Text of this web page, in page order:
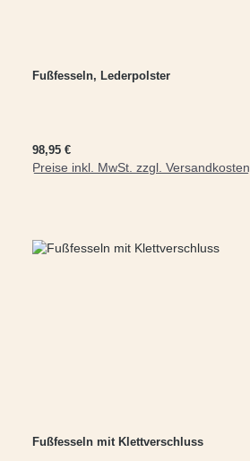
Fußfesseln, Lederpolster
Regulärer Preis:
98,95 €
Preise inkl. MwSt. zzgl. Versandkosten
In den Warenkorb
Fußfesseln mit Klettverschluss